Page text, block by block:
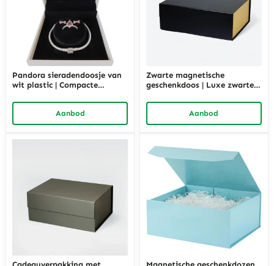
Pandora sieradendoosje van
wit plastic | Compacte
armbanden
Aanbod
Zwarte magnetische
geschenkdoos | Luxe zwarte
| Richpack
Aanbod